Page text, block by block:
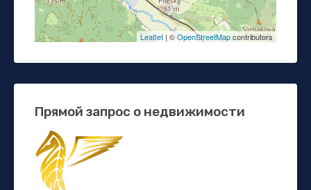
Leaflet | ©OpenStreetMapcontributors
Прямой запрос о недвижимости